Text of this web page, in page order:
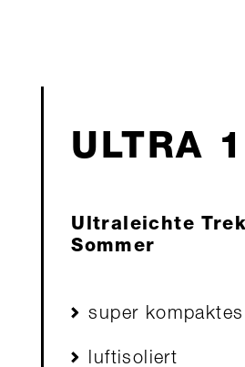
ULTRA
Ultraleichte
Sommer
super
luftisoliert